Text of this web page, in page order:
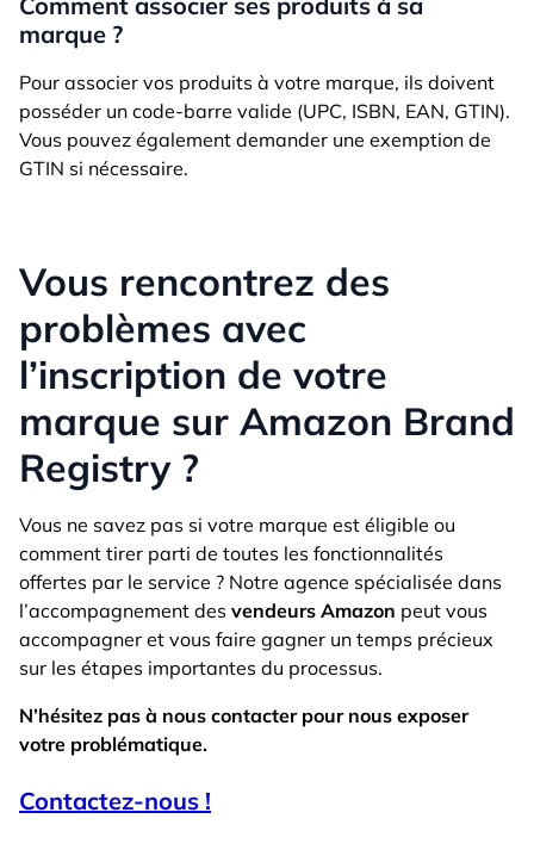
marque ?
Pour associer vos produits à votre marque, ils doivent
posséder un code-barre valide (UPC, ISBN, EAN, GTIN).
Vous pouvez également demander une exemption de
GTIN si nécessaire.
Vous rencontrez des
problèmes avec
l’inscription de votre
marque sur Amazon Brand
Registry ?
Vous ne savez pas si votre marque est éligible ou
comment tirer parti de toutes les fonctionnalités
offertes par le service ? Notre agence spécialisée dans
l’accompagnement des vendeurs Amazon peut vous
accompagner et vous faire gagner un temps précieux
sur les étapes importantes du processus.
N’hésitez pas à nous contacter pour nous exposer
votre problématique.
Contactez-nous !